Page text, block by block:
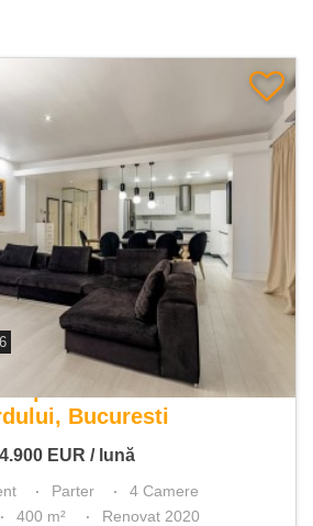
apartament 4 camere
Bucuresti
4.900 EUR / lună
Parter
4 Camere
400 m² Renovat 2020